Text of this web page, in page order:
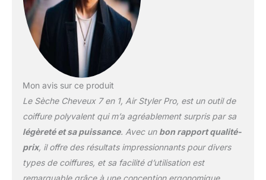
ideal pour l'été. 2. 75 ℃,
temperature moyenne,
convient pour les
cheveux semi - secs ou
convient pour les
cheveux humides,
convient pour l'hiver,
cheveux secs rapides.
Seche Cheveux
Professionnel- La brosse
Mon avis sur ce produit
Le Sèche Cheveux 7 en 1, Air Styler Pro, est un outil de
coiffure polyvalent qui m’a agréablement surpris par sa
légèreté et sa puissance. Avec un bon rapport qualité-
prix, il offre des résultats impressionnants pour divers
types de coiffures, et sa facilité d’utilisation est
remarquable grâce à une conception ergonomique.